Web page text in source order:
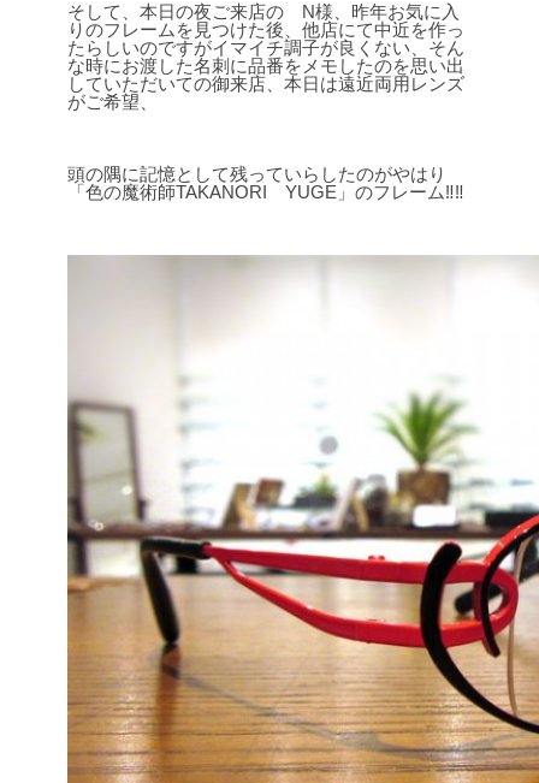
そして、本日の夜ご来店の N様、昨年お気に入
りのフレームを見つけた後、他店にて中近を作っ
たらしいのですがイマイチ調子が良くない、そん
な時にお渡した名刺に品番をメモしたのを思い出
していただいての御来店、本日は遠近両用レンズ
がご希望、
頭の隅に記憶として残っていらしたのがやはり
「色の魔術師TAKANORI YUGE」のフレーム‼‼